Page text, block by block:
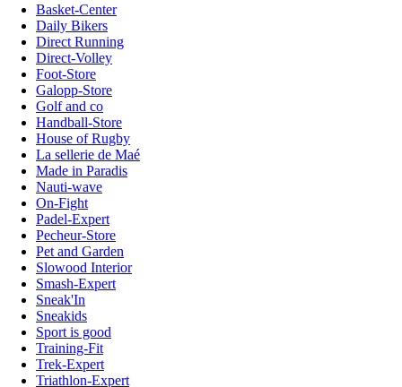
Basket-Center
Daily Bikers
Direct Running
Direct-Volley
Foot-Store
Galopp-Store
Golf and co
Handball-Store
House of Rugby
La sellerie de Maé
Made in Paradis
Nauti-wave
On-Fight
Padel-Expert
Pecheur-Store
Pet and Garden
Slowood Interior
Smash-Expert
Sneak'In
Sneakids
Sport is good
Training-Fit
Trek-Expert
Triathlon-Expert